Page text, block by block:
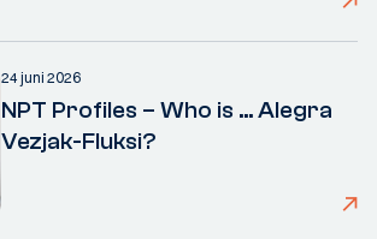
24 juni 2026
NPT Profiles – Who is ... Alegra
Vezjak-Fluksi?